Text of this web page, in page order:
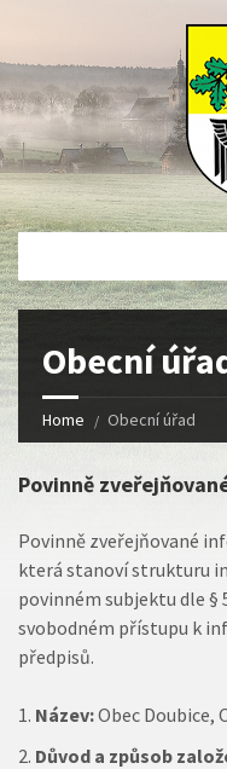
Obecní
Home Obecní úřad
Povinně
Povinně zveřejňované
která stanoví strukturu
povinném subjektu dle §
svobodném přístupu k
předpisů.
Název:Obec Doubice,
Důvod a způsob